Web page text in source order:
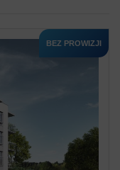
BEZ PROWIZJI